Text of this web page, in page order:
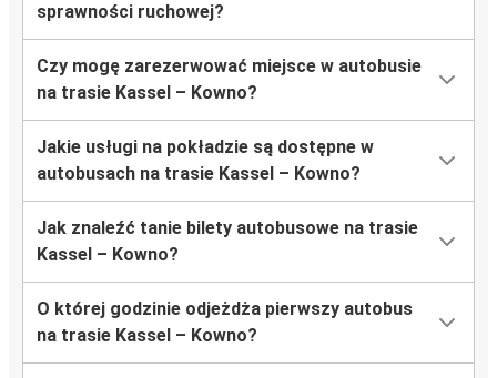
sprawności ruchowej?
Czy mogę zarezerwować miejsce w autobusie
na trasie Kassel – Kowno?
Jakie usługi na pokładzie są dostępne w
autobusach na trasie Kassel – Kowno?
Jak znaleźć tanie bilety autobusowe na trasie
Kassel – Kowno?
O której godzinie odjeżdża pierwszy autobus
na trasie Kassel – Kowno?